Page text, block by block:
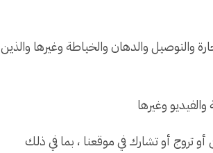
والتوصيل والدهان والخياطة وغيرها والذين
وغيرها
أو تروج أو تشارك في موقعنا ، بما في ذلك